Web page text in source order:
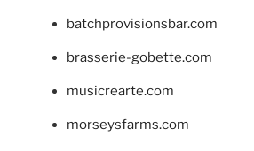
batchprovisionsbar.com
brasserie-gobette.com
musicrearte.com
morseysfarms.com